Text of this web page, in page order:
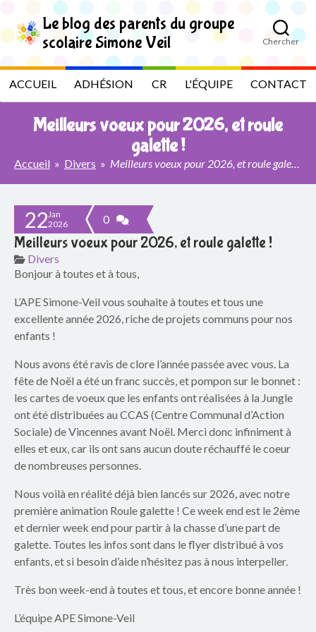
i
p
o
h
L
e
o
g
d
e
s
p
a
r
e
n
t
s
d
u
g
r
Le blog des parents du groupe
scolaire Simone Veil
Chercher
ACCUEIL ADHÉSION CR L'ÉQUIPE CONTACT
Meilleurs voeux pour 2026, et roule
galette !
Accueil » Divers » Meilleurs voeux pour 2026, et roule galette !
22Jan
2026
0
Meilleurs voeux pour 2026, et roule galette !
Divers
Bonjour à toutes et à tous,
L’APE Simone-Veil vous souhaite à toutes et tous une
excellente année 2026, riche de projets communs pour nos
enfants !
Nous avons été ravis de clore l’année passée avec vous. La
fête de Noël a été un franc succès, et pompon sur le bonnet :
les cartes de voeux que les enfants ont réalisées à la Jungle
ont été distribuées au CCAS (Centre Communal d’Action
Sociale) de Vincennes avant Noël. Merci donc infiniment à
elles et eux, car ils ont sans aucun doute réchauffé le coeur
de nombreuses personnes.
Nous voilà en réalité déjà bien lancés sur 2026, avec notre
première animation Roule galette ! Ce week end est le 2ème
et dernier week end pour partir à la chasse d’une part de
galette. Toutes les infos sont dans le flyer distribué à vos
enfants, et si besoin d’aide n’hésitez pas à nous interpeller.
Très bon week-end à toutes et tous, et encore bonne année !
L’équipe APE Simone-Veil